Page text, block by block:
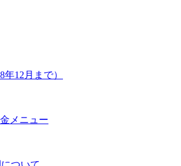
12月まで）
メニュー